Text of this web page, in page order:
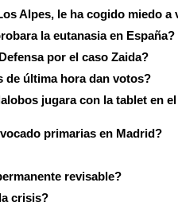
Alpes, le ha cogido miedo a
la eutanasia en España?
por el caso Zaida?
de última hora dan votos?
jugara con la tablet en el
primarias en Madrid?
revisable?
crisis?